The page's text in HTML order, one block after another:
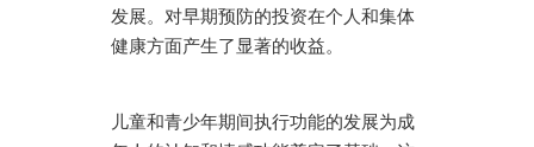
发展。对早期预防的投资在个人和集体
健康方面产生了显著的收益。
儿童和青少年期间执行功能的发展为成